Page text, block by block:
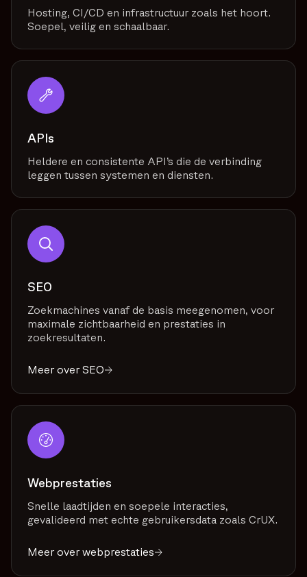
Hosting, CI/CD en infrastructuur zoals het hoort.
Soepel, veilig en schaalbaar.
APIs
Heldere en consistente API’s die de verbinding
leggen tussen systemen en diensten.
SEO
Zoekmachines vanaf de basis meegenomen, voor
maximale zichtbaarheid en prestaties in
zoekresultaten.
Meer over SEO
Webprestaties
Snelle laadtijden en soepele interacties,
gevalideerd met echte gebruikersdata zoals CrUX.
Meer over webprestaties